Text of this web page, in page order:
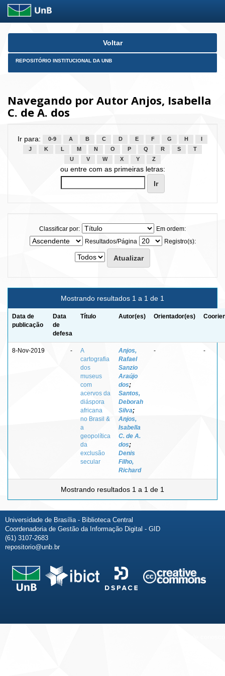
Skip
Voltar
REPOSITÓRIO INSTITUCIONAL DA UNB
Navegando por Autor Anjos, Isabella
C. de A. dos
Ir para: 0-9 A B C D E F G H
J
K L M N O P Q R S
T
U
V W X Y Z
ou entre com as primeiras letras:
Classificar por:
Em ordem:
Resultados/Página
Registro(s):
Mostrando resultados 1 a 1 de 1
Data de
publicação
Data
de
defesa
Título Autor(es) Orientador(es)
8-Nov-2019 -
A
cartografia
dos
museus
com
acervos da
diáspora
africana
no Brasil &
a
geopolítica
da
exclusão
secular
Anjos,
Rafael
Sanzio
Araújo
dos;
Santos,
Deborah
Silva;
Anjos,
Isabella
C. de A.
dos;
Denis
Filho,
Richard
- -
Mostrando resultados 1 a 1 de 1
Universidade de Brasília - Biblioteca Central
Coordenadoria de Gestão da Informação Digital - GID
(61) 3107-2683
repositorio@unb.br